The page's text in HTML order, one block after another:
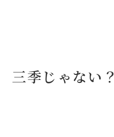
三季じゃない？